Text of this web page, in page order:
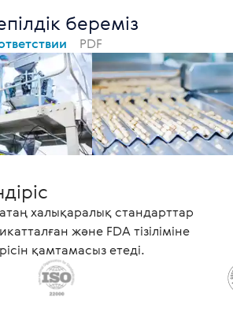
береміз
PDF
халықаралық стандарттар
және FDA тізіліміне
қамтамасыз етеді.